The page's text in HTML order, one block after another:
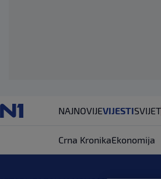
NAJNOVIJEVIJESTISVIJET
Crna KronikaEkonomija